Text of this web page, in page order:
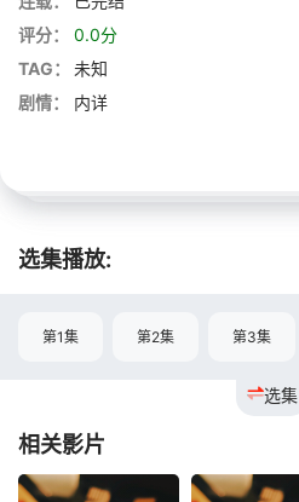
评分：
0.0分
TAG：
未知
剧情：
内详
选集播放:
选集
第1集 第2集 第3集
相关影片